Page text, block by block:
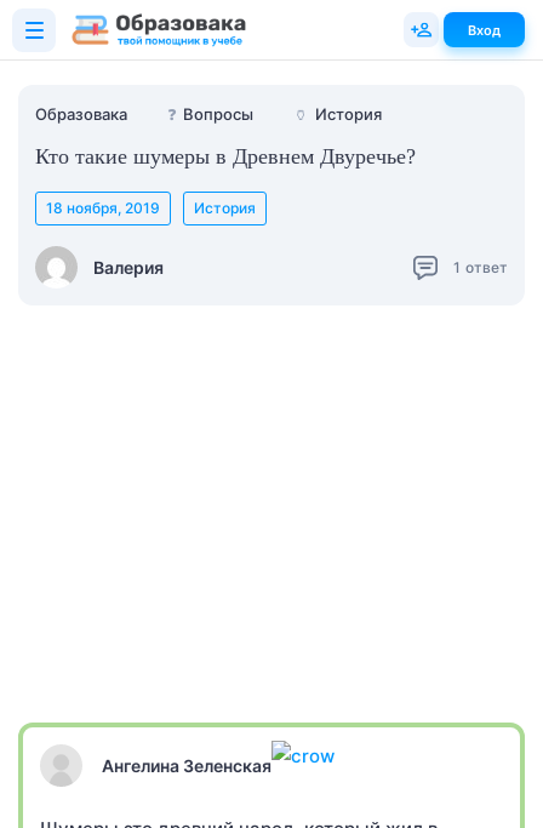
Образовака ❓ Вопросы 🏺 История
Кто такие шумеры в Древнем Двуречье?
Валерия
18 ноября, 2019 История
1 ответ
Ангелина Зеленская
Вход